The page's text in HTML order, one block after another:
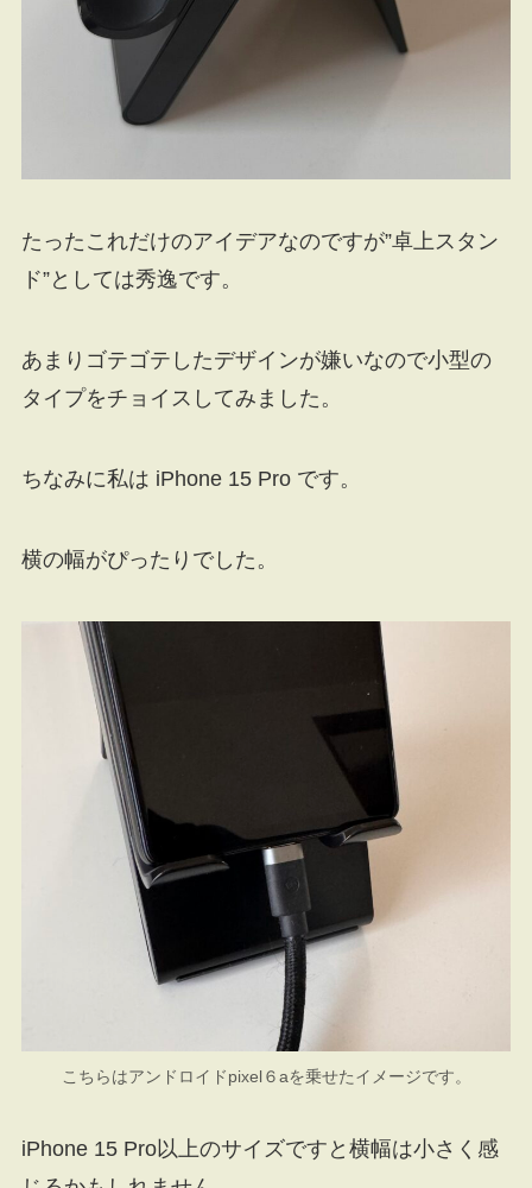
たったこれだけのアイデアなのですが”卓上スタン
ド”としては秀逸です。
あまりゴテゴテしたデザインが嫌いなので小型の
タイプをチョイスしてみました。
ちなみに私は iPhone 15 Pro です。
横の幅がぴったりでした。
こちらはアンドロイドpixel６aを乗せたイメージです。
iPhone 15 Pro以上のサイズですと横幅は小さく感